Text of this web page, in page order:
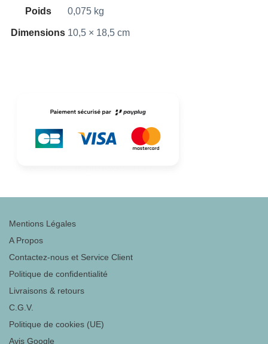
Poids 0,075 kg
Dimensions 10,5 × 18,5 cm
Mentions Légales
A Propos
Contactez-nous et Service Client
Politique de confidentialité
Livraisons & retours
C.G.V.
Politique de cookies (UE)
Avis Google